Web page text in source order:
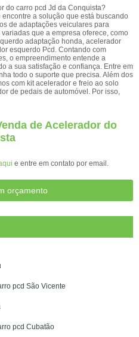
do carro pcd Jd da Conquista?
a solução que está buscando
de adaptações veiculares para
que a empresa oferece, como
adaptação honda, acelerador
esquerdo Pcd. Contando com
o empreendimento entende a
a sua satisfação e confiança. Entre em
todo o suporte que precisa. Além dos
com kit acelerador e freio ao solo
de pedais de automóvel. Por isso,
de Acelerador do
e entre em contato por email.
orçamento
pcd São Vicente
pcd Cubatão